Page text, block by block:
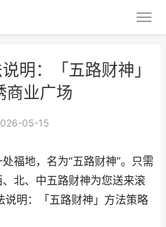
明：「五路财神」
商业广场
05-15
福地，名为“五路财神”。只需
北、中五路财神为您送来滚
说明：「五路财神」方法策略